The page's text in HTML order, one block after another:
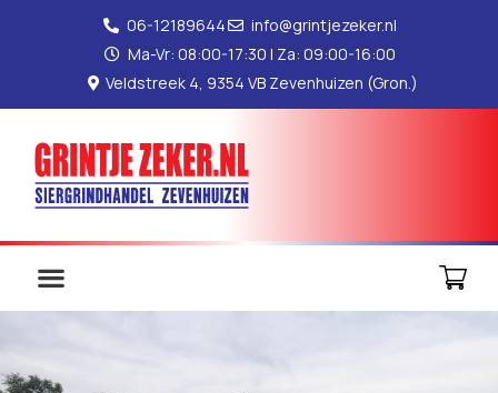
06-12189644
info@grintjezeker.nl
Ma-Vr: 08:00-17:30 | Za: 09:00-16:00
Veldstreek 4, 9354 VB Zevenhuizen (Gron.)